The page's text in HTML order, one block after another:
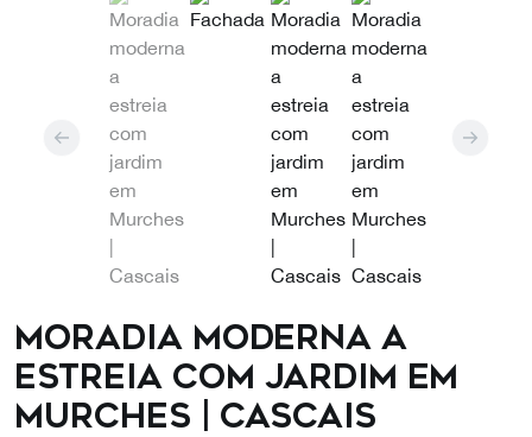
Moradia moderna a
estreia com jardim em
Murches | Cascais